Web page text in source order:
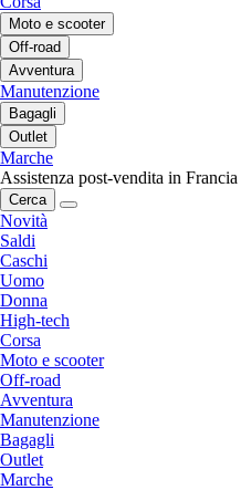
Moto e scooter
Off-road
Avventura
Manutenzione
Bagagli
Outlet
Marche
Assistenza post-vendita in Francia
Cerca
Novità
Saldi
Caschi
Uomo
Donna
High-tech
Corsa
Moto e scooter
Off-road
Avventura
Manutenzione
Bagagli
Outlet
Marche